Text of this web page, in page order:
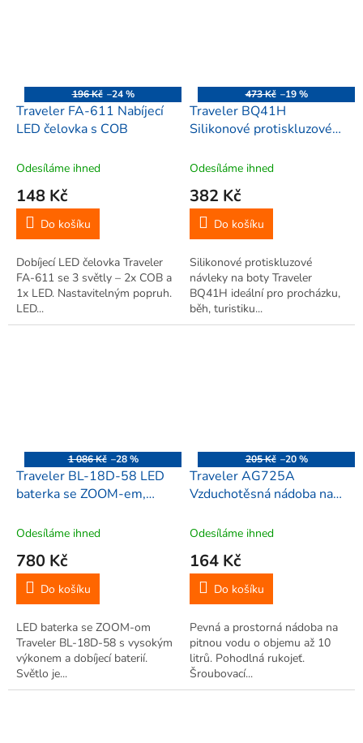
196 Kč –24 %
Traveler FA-611 Nabíjecí
LED čelovka s COB
Odesíláme ihned
148 Kč
Do košíku
Dobíjecí LED čelovka Traveler
FA-611 se 3 světly – 2x COB a
1x LED. Nastavitelným popruh.
LED...
473 Kč –19 %
Traveler BQ41H
Silikonové protiskluzové
sníh, 39-46cm, 1 pár,
Odesíláme ihned
382 Kč
Do košíku
Silikonové protiskluzové
návleky na boty Traveler
BQ41H ideální pro procházku,
běh, turistiku...
1 086 Kč –28 %
Traveler BL-18D-58 LED
baterka se ZOOM-em,
80000lm
Odesíláme ihned
780 Kč
Do košíku
LED baterka se ZOOM-om
Traveler BL-18D-58 s vysokým
výkonem a dobíjecí baterií.
Světlo je...
205 Kč –20 %
Traveler AG725A
Vzduchotěsná nádoba na
Odesíláme ihned
164 Kč
Do košíku
Pevná a prostorná nádoba na
pitnou vodu o objemu až 10
litrů. Pohodlná rukojeť.
Šroubovací...